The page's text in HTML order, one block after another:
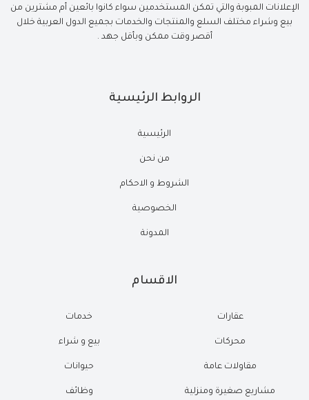
الإعلانات المبوبة والتي تمكن المستخدمين سواء كانوا بائعين أم مشترين من
بيع وشراء مختلف السلع والمنتجات والخدمات بجميع الدول العربية خلال
أقصر وقت ممكن وبأقل جهد .
الروابط الرئيسية
الرئيسية
من نحن
الشروط و الاحكام
الخصوصية
المدونة
الاقسام
عقارات
محركات
مقاولات عامة
مشاريع صغيرة ومنزلية
خدمات
بيع و شراء
حيوانات
وظائف